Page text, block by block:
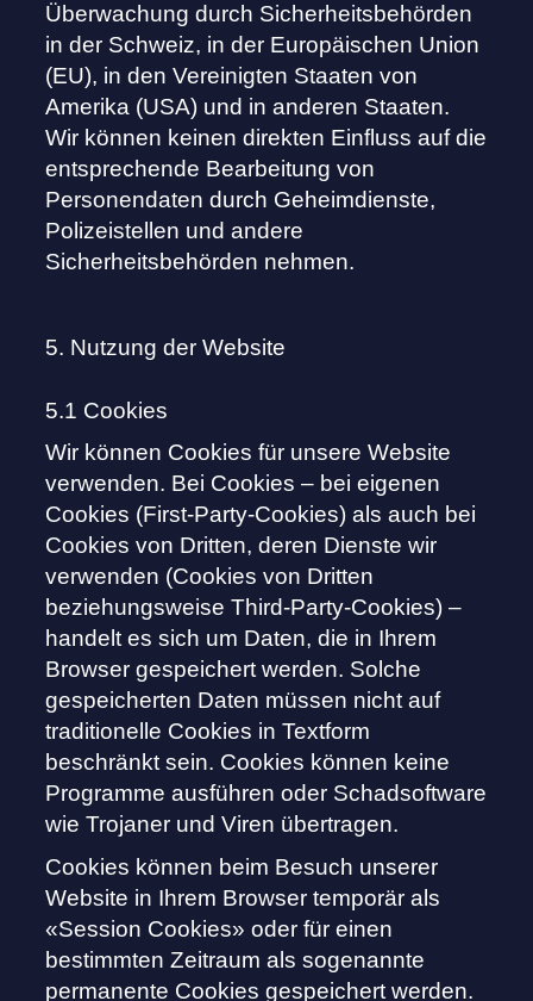
Überwachung durch Sicherheitsbehörden
in der Schweiz, in der Europäischen Union
(EU), in den Vereinigten Staaten von
Amerika (USA) und in anderen Staaten.
Wir können keinen direkten Einfluss auf die
entsprechende Bearbeitung von
Personendaten durch Geheimdienste,
Polizeistellen und andere
Sicherheitsbehörden nehmen.
5. Nutzung der Website
5.1 Cookies
Wir können Cookies für unsere Website
verwenden. Bei Cookies – bei eigenen
Cookies (First-Party-Cookies) als auch bei
Cookies von Dritten, deren Dienste wir
verwenden (Cookies von Dritten
beziehungsweise Third-Party-Cookies) –
handelt es sich um Daten, die in Ihrem
Browser gespeichert werden. Solche
gespeicherten Daten müssen nicht auf
traditionelle Cookies in Textform
beschränkt sein. Cookies können keine
Programme ausführen oder Schadsoftware
wie Trojaner und Viren übertragen.
Cookies können beim Besuch unserer
Website in Ihrem Browser temporär als
«Session Cookies» oder für einen
bestimmten Zeitraum als sogenannte
permanente Cookies gespeichert werden.